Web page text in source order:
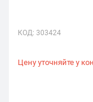
КОД: 303424
Цену уточняйте у